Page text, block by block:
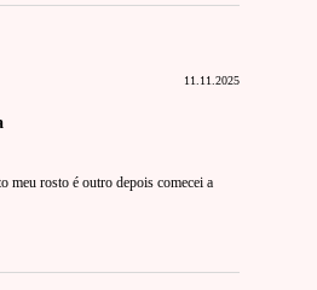
11.11.2025
meu rosto é outro depois comecei a